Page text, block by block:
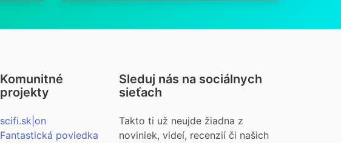
Komunitné
projekty
scifi.sk|on
Fantastická poviedka
Sleduj nás na sociálnych
sieťach
Takto ti už neujde žiadna z
noviniek, videí, recenzií či našich